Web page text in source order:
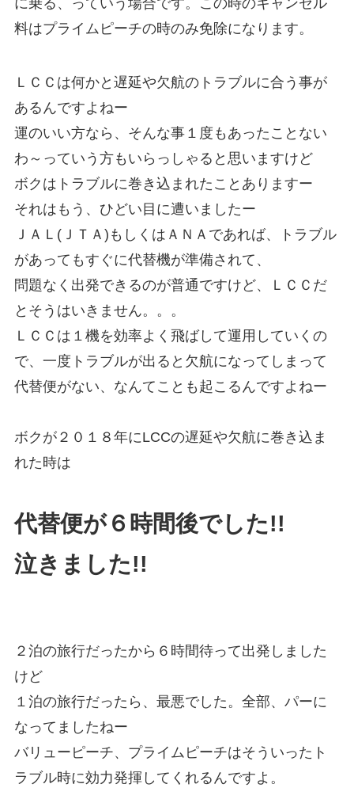
に乗る、っていう場合です。この時のキャンセル
料はプライムピーチの時のみ免除になります。
ＬＣＣは何かと遅延や欠航のトラブルに合う事が
あるんですよねー
運のいい方なら、そんな事１度もあったことない
わ～っていう方もいらっしゃると思いますけど
ボクはトラブルに巻き込まれたことありますー
それはもう、ひどい目に遭いましたー
ＪＡＬ(ＪＴＡ)もしくはＡＮＡであれば、トラブル
があってもすぐに代替機が準備されて、
問題なく出発できるのが普通ですけど、ＬＣＣだ
とそうはいきません。。。
ＬＣＣは１機を効率よく飛ばして運用していくの
で、一度トラブルが出ると欠航になってしまって
代替便がない、なんてことも起こるんですよねー
ボクが２０１８年にLCCの遅延や欠航に巻き込ま
れた時は
代替便が６時間後でした!!
泣きました!!
２泊の旅行だったから６時間待って出発しました
けど
１泊の旅行だったら、最悪でした。全部、パーに
なってましたねー
バリューピーチ、プライムピーチはそういったト
ラブル時に効力発揮してくれるんですよ。